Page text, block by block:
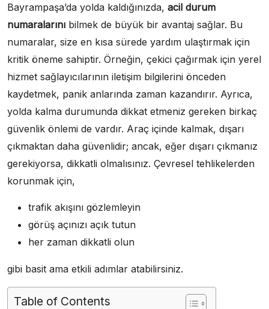
Bayrampaşa’da yolda kaldığınızda, acil durum
numaralarını bilmek de büyük bir avantaj sağlar. Bu
numaralar, size en kısa sürede yardım ulaştırmak için
kritik öneme sahiptir. Örneğin, çekici çağırmak için yerel
hizmet sağlayıcılarının iletişim bilgilerini önceden
kaydetmek, panik anlarında zaman kazandırır. Ayrıca,
yolda kalma durumunda dikkat etmeniz gereken birkaç
güvenlik önlemi de vardır. Araç içinde kalmak, dışarı
çıkmaktan daha güvenlidir; ancak, eğer dışarı çıkmanız
gerekiyorsa, dikkatli olmalısınız. Çevresel tehlikelerden
korunmak için,
trafik akışını gözlemleyin
görüş açınızı açık tutun
her zaman dikkatli olun
gibi basit ama etkili adımlar atabilirsiniz.
Table of Contents